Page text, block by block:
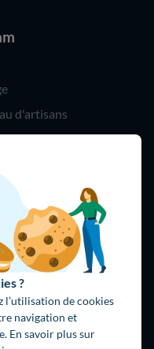
?
l’utilisation de cookies
navigation et
En savoir plus sur
d'artisans
(8h-21h)